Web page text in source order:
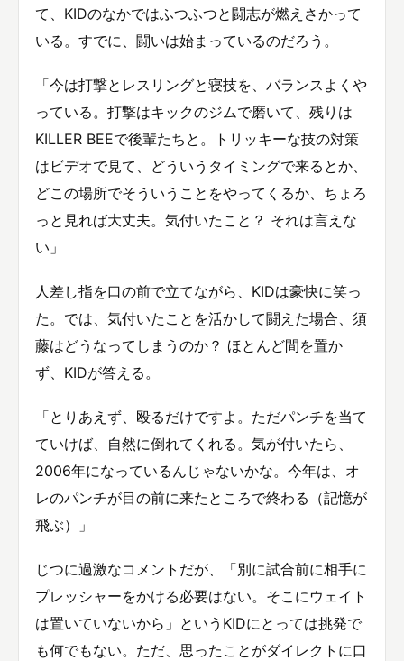
て、KIDのなかではふつふつと闘志が燃えさかって
いる。すでに、闘いは始まっているのだろう。
「今は打撃とレスリングと寝技を、バランスよくや
っている。打撃はキックのジムで磨いて、残りは
KILLER BEEで後輩たちと。トリッキーな技の対策
はビデオで見て、どういうタイミングで来るとか、
どこの場所でそういうことをやってくるか、ちょろ
っと見れば大丈夫。気付いたこと？ それは言えな
い」
人差し指を口の前で立てながら、KIDは豪快に笑っ
た。では、気付いたことを活かして闘えた場合、須
藤はどうなってしまうのか？ ほとんど間を置か
ず、KIDが答える。
「とりあえず、殴るだけですよ。ただパンチを当て
ていけば、自然に倒れてくれる。気が付いたら、
2006年になっているんじゃないかな。今年は、オ
レのパンチが目の前に来たところで終わる（記憶が
飛ぶ）」
じつに過激なコメントだが、「別に試合前に相手に
プレッシャーをかける必要はない。そこにウェイト
は置いていないから」というKIDにとっては挑発で
も何でもない。ただ、思ったことがダイレクトに口